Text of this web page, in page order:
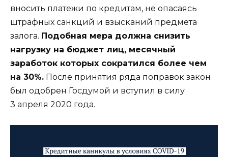
вносить платежи по кредитам, не опасаясь
штрафных санкций и взысканий предмета
залога. Подобная мера должна снизить
нагрузку на бюджет лиц, месячный
заработок которых сократился более чем
на 30%. После принятия ряда поправок закон
был одобрен Госдумой и вступил в силу
3 апреля 2020 года.